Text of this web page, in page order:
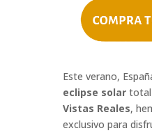
Este verano,
eclipse solartotal
Vistas Reales,
exclusivo para